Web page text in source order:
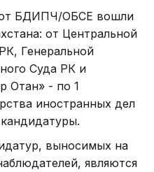
БДИПЧ/ОБСЕ вошли
от Центральной
Генеральной
Суда РК и
Отан» - по 1
иностранных дел
выносимых на
являются